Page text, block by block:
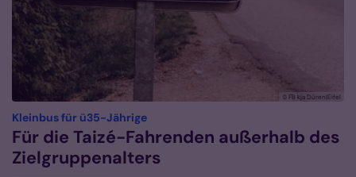
© FB kja Düren|Eifel
Kleinbus für ü35-Jährige:
Für die Taizé-Fahrenden außerhalb des
Zielgruppenalters